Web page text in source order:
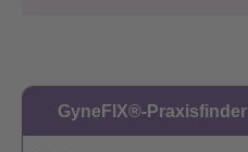
GyneFIX®-Praxisfinder